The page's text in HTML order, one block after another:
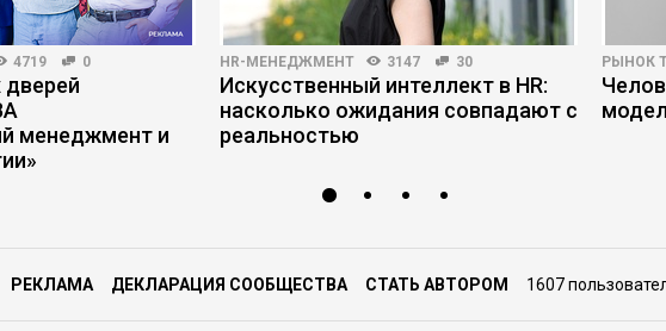
4719 0
менеджмент и
HR-МЕНЕДЖМЕНТ 3147 30
Искусственный интеллект в HR:
насколько ожидания совпадают с
реальностью
РЫНОК
РЕКЛАМА ДЕКЛАРАЦИЯ СООБЩЕСТВА СТАТЬ АВТОРОМ 1607